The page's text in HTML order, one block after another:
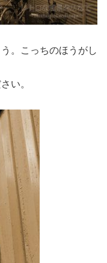
。こっちのほうがし
い。